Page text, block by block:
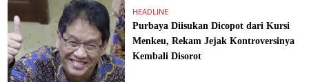
HEADLINE
Purbaya Diisukan Dicopot dari Kursi
Menkeu, Rekam Jejak Kontroversinya
Kembali Disorot